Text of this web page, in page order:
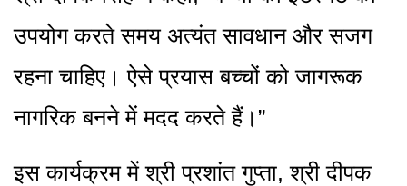
उपयोग करते समय अत्यंत सावधान और सजग
रहना चाहिए। ऐसे प्रयास बच्चों को जागरूक
नागरिक बनने में मदद करते हैं।”
इस कार्यक्रम में श्री प्रशांत गुप्ता, श्री दीपक